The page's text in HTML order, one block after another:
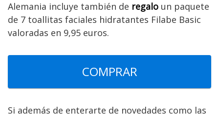
Alemania incluye también de regalo un paquete
de 7 toallitas faciales hidratantes Filabe Basic
valoradas en 9,95 euros.
COMPRAR
Si además de enterarte de novedades como las